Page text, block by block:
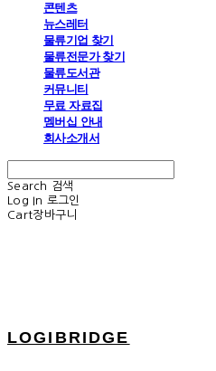
콘텐츠
뉴스레터
물류기업 찾기
물류전문가 찾기
물류도서관
커뮤니티
무료 자료집
멤버십 안내
회사소개서
Search
검색
Log In 로그인
Cart장바구니
LOGIBRIDGE